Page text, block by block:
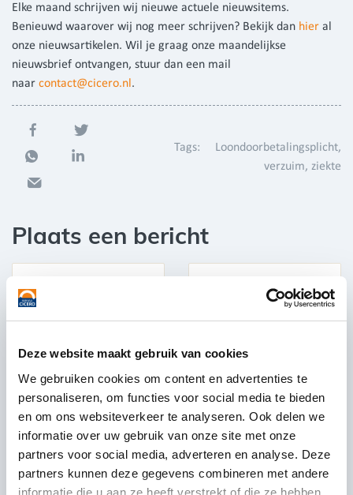
Deze website maakt gebruik van cookies
We gebruiken cookies om content en advertenties te
personaliseren, om functies voor social media te bieden
en om ons websiteverkeer te analyseren. Ook delen we
informatie over uw gebruik van onze site met onze
partners voor social media, adverteren en analyse. Deze
partners kunnen deze gegevens combineren met andere
informatie die u aan ze heeft verstrekt of die ze hebben
Elke maand schrijven wij nieuwe actuele nieuwsitems.
Benieuwd waarover wij nog meer schrijven? Bekijk dan hier al
onze nieuwsartikelen. Wil je graag onze maandelijkse
nieuwsbrief ontvangen, stuur dan een mail
naar contact@cicero.nl .
Tags:
Loondoorbetalingsplicht
verzuim ziekte
Plaats een bericht